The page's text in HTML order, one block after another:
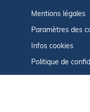
Mentions légales
Paramètres des
Infos cookies
Politique de
CGU